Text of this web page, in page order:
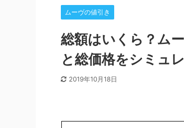
ムーヴの値引き
総額はいくら？ム
と総価格をシミュ
2019年10月18日